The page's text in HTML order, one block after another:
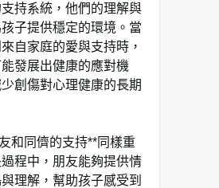
持系統，他們的理解與
子提供穩定的環境。當
自家庭的愛與支持時，
發展出健康的應對機
創傷對心理健康的長期
和同儕的支持**同樣重
程中，朋友能夠提供情
理解，幫助孩子感受到